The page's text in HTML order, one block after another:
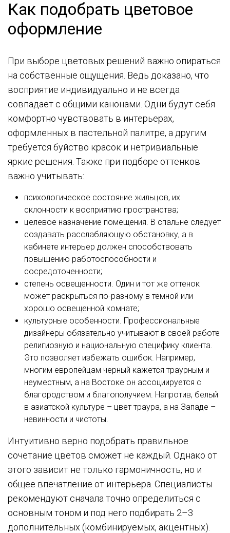
Как подобрать цветовое
оформление
При выборе цветовых решений важно опираться
на собственные ощущения. Ведь доказано, что
восприятие индивидуально и не всегда
совпадает с общими канонами. Одни будут себя
комфортно чувствовать в интерьерах,
оформленных в пастельной палитре, а другим
требуется буйство красок и нетривиальные
яркие решения. Также при подборе оттенков
важно учитывать:
психологическое состояние жильцов, их
склонности к восприятию пространства;
целевое назначение помещения. В спальне следует
создавать расслабляющую обстановку, а в
кабинете интерьер должен способствовать
повышению работоспособности и
сосредоточенности;
степень освещенности. Один и тот же оттенок
может раскрыться по-разному в темной или
хорошо освещенной комнате;
культурные особенности. Профессиональные
дизайнеры обязательно учитывают в своей работе
религиозную и национальную специфику клиента.
Это позволяет избежать ошибок. Например,
многим европейцам черный кажется траурным и
неуместным, а на Востоке он ассоциируется с
благородством и благополучием. Напротив, белый
в азиатской культуре – цвет траура, а на Западе –
невинности и чистоты.
Интуитивно верно подобрать правильное
сочетание цветов сможет не каждый. Однако от
этого зависит не только гармоничность, но и
общее впечатление от интерьера. Специалисты
рекомендуют сначала точно определиться с
основным тоном и под него подбирать 2–3
дополнительных (комбинируемых, акцентных).